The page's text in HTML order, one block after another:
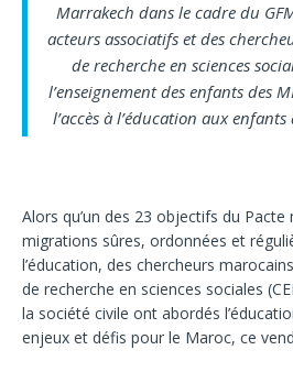
Marrakech dans le cadre du
acteurs associatifs et des
de recherche en sciences
l’enseignement des enfants des
l’accès à l’éducation aux
Alors qu’un des 23 objectifs du
migrations sûres, ordonnées et
l’éducation, des chercheurs
de recherche en sciences sociales
la société civile ont abordés
enjeux et défis pour le Maroc, ce